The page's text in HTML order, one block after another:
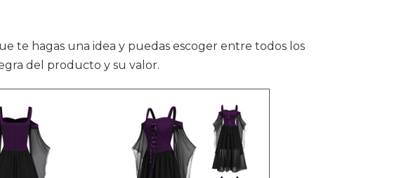
te hagas una idea y puedas escoger entre todos los
del producto y su valor.